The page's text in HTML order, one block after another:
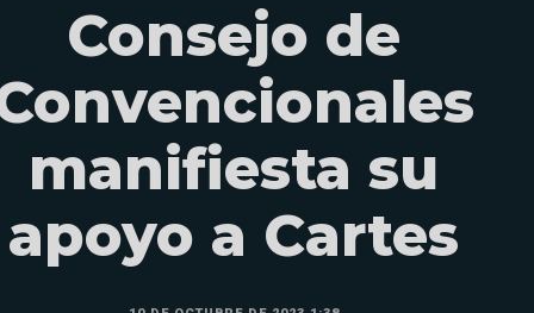
Consejo de
manifiesta su
apoyo a Cartes